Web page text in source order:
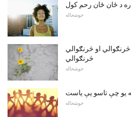
د ځان ځان رحم کول
خوشحاله
او څرنګوالي
څرنګوالي
خوشحاله
یو چې تاسو یې یاست
خوشحاله